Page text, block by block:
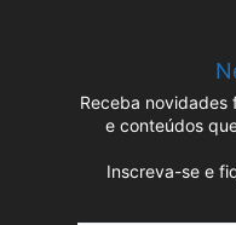
Receba novidades
e conteúdos
Inscreva-se e